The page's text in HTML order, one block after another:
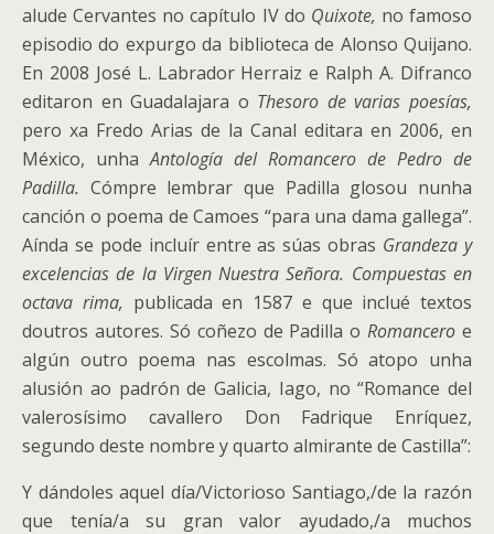
alude Cervantes no capítulo IV do Quixote, no famoso
episodio do expurgo da biblioteca de Alonso Quijano.
En 2008 José L. Labrador Herraiz e Ralph A. Difranco
editaron en Guadalajara o Thesoro de varias poesías,
pero xa Fredo Arias de la Canal editara en 2006, en
México, unhaAntología del Romancero de Pedro de
Padilla. Cómpre lembrar que Padilla glosou nunha
canción o poema de Camoes “para una dama gallega”.
Aínda se pode incluír entre as súas obras Grandeza y
excelencias de la Virgen Nuestra Señora. Compuestas en
octava rima, publicada en 1587 e que inclué textos
doutros autores. Só coñezo de Padilla oRomancero e
algún outro poema nas escolmas. Só atopo unha
alusión ao padrón de Galicia, Iago, no “Romance del
valerosísimo cavallero Don Fadrique Enríquez,
segundo deste nombre y quarto almirante de Castilla”:
Y dándoles aquel día/Victorioso Santiago,/de la razón
que tenía/a su gran valor ayudado,/a muchos